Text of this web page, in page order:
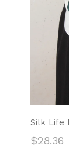
$28.36